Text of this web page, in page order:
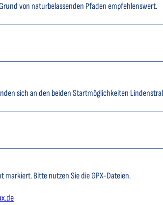
von naturbelassenden Pfaden empfehlenswert.
sich an den beiden Startmöglichkeiten
markiert. Bitte nutzen Sie die GPX-Dateien.